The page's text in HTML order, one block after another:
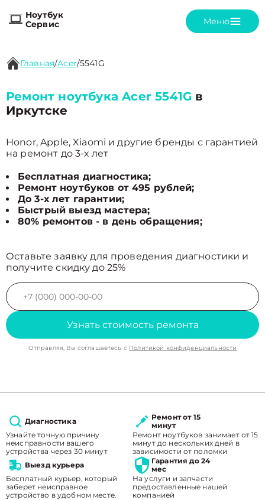
Ноутбук
Сервис
Меню
Главная/Acer/5541G
Ремонт ноутбука Acer 5541G в
Иркутске
Honor, Apple, Xiaomi и другие бренды с гарантией
на ремонт до 3-х лет
Бесплатная диагностика;
Ремонт ноутбуков от 495 рублей;
До 3-х лет гарантии;
Быстрый выезд мастера;
80% ремонтов - в день обращения;
Оставьте заявку для проведения диагностики и
получите скидку до 25%
Узнать стоимость ремонта
Отправляя, Вы соглашаетесь с Политикой конфиденциальности
Диагностика
Узнайте точную причину
неисправности вашего
устройства через 30 минут
Ремонт от 15
минут
Ремонт ноутбуков занимает от 15
минут до нескольких дней в
зависимости от поломки
Выезд курьера
Бесплатный курьер, который
заберет неисправное
устройство в удобном месте.
Гарантия до 24
мес
На услуги и запчасти
предоставленные нашей
компанией